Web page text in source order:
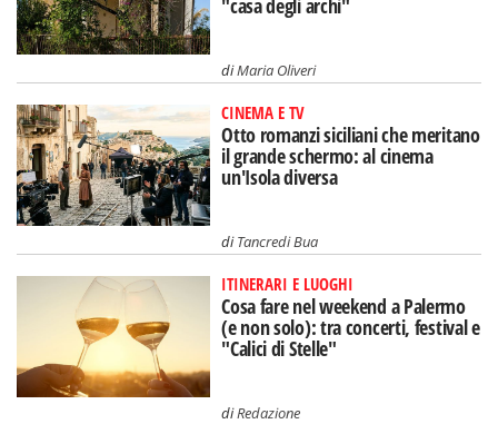
"casa degli archi"
diMaria Oliveri
CINEMA E TV
Otto romanzi siciliani che meritano
il grande schermo: al cinema
un'Isola diversa
diTancredi Bua
ITINERARI E LUOGHI
Cosa fare nel weekend a Palermo
(e non solo): tra concerti, festival e
"Calici di Stelle"
diRedazione